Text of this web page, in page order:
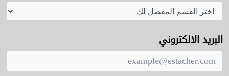
البريد الالكتروني